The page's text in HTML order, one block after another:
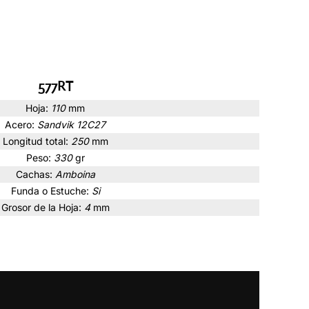
577RT
Hoja: 110 mm
Acero: Sandvik 12C27
Longitud total: 250 mm
Peso: 330 gr
Cachas: Amboina
Funda o Estuche: Si
Grosor de la Hoja: 4 mm